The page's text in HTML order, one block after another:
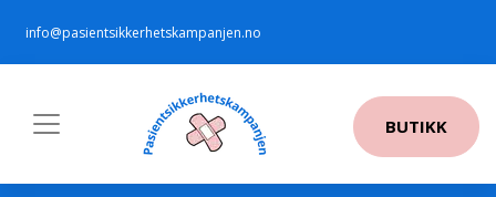
info@pasientsikkerhetskampanjen.no
BUTIKK